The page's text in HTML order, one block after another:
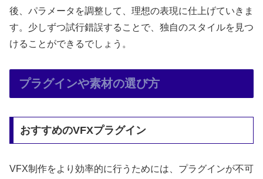
後、パラメータを調整して、理想の表現に仕上げていきま
す。少しずつ試行錯誤することで、独自のスタイルを見つ
けることができるでしょう。
プラグインや素材の選び方
おすすめのVFXプラグイン
VFX制作をより効率的に行うためには、プラグインが不可